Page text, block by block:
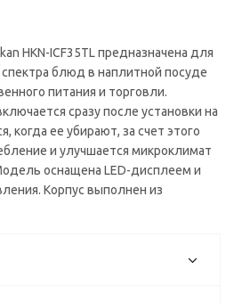
HKN-ICF35TL предназначена для
блюд в наплитной посуде
питания и торговли.
сразу после установки на
когда ее убирают, за счет этого
и улучшается микроклимат
оснащена LED-дисплеем и
Корпус выполнен из